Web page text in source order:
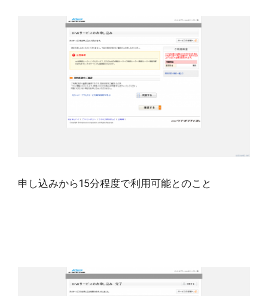
申し込みから15分程度で利用可能とのこと